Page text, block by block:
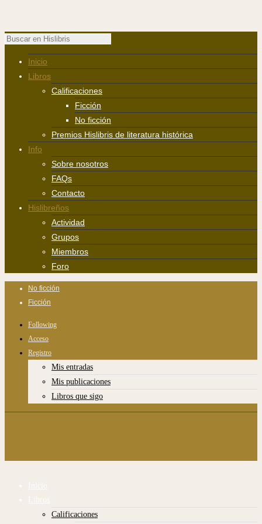
Inicio
Libros
Calificaciones
Ficción
No ficción
Premios Hislibris de literatura histórica
Info
Sobre nosotros
FAQs
Contacto
Hislibreños
Actividad
Grupos
Miembros
Foro
No ficción
Ficción
Following
Acceso
Registro
Mis entradas
Mis publicaciones
Libros que sigo
Inicio
Libros
Calificaciones